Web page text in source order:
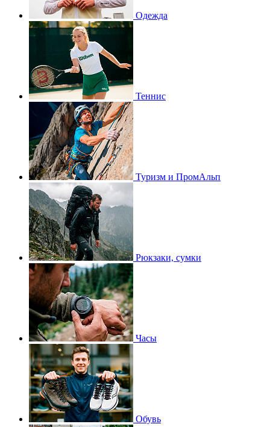
Одежда
Теннис
Туризм и ПромАльп
Рюкзаки, сумки
Часы
Обувь